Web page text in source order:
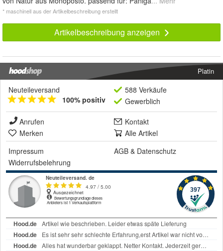
* maschinell aus der Artikelbeschreibung erstellt
Artikelbeschreibung anzeigen
Platin
Neuteileversand
100% positiv
588 Verkäufe
Gewerblich
Anrufen
Kontakt
Merken
Alle Artikel
Impressum
AGB & Datenschutz
Widerrufsbelehrung